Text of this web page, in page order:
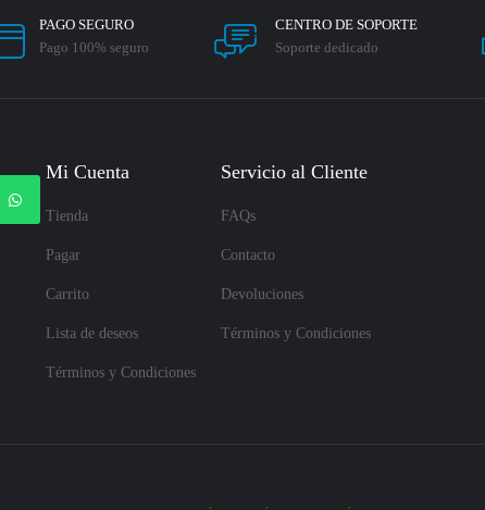
PAGO SEGURO
Pago 100% seguro
CENTRO DE SOPORTE
Soporte dedicado
Mi Cuenta
Tienda
Pagar
Carrito
Lista de deseos
Términos y Condiciones
Servicio al Cliente
FAQs
Contacto
Devoluciones
Términos y Condiciones